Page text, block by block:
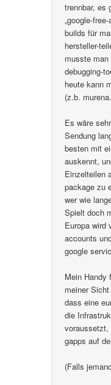
trennbar, es
„google-
builds für
hersteller-
musste
debugging-
heute kann
(z.b.
Es wäre
Sendung
besten mit
auskennt,
Einzelteilen
package zu
wer wie
Spielt doch
Europa wird
accounts
google
Mein Handy
meiner
dass eine
die
voraussetzt,
gapps auf
(Falls